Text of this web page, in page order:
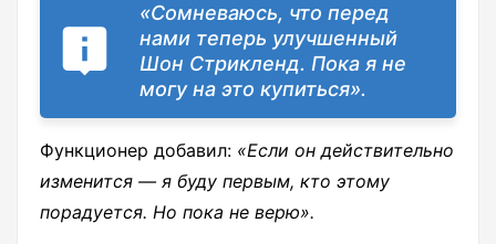
«Сомневаюсь, что перед
нами теперь улучшенный
Шон Стрикленд. Пока я не
могу на это купиться».
Функционер добавил: «Если он действительно
изменится — я буду первым, кто этому
порадуется. Но пока не верю».